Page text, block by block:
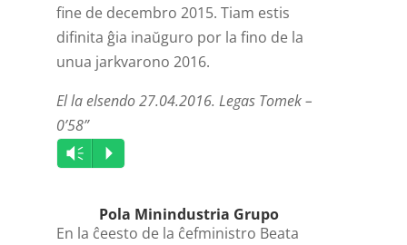
fine de decembro 2015. Tiam estis
difinita ĝia inaŭguro por la fino de la
unua jarkvarono 2016.
El la elsendo 27.04.2016. Legas Tomek –
0’58”
Audio
Player
Vm P
Pola Minindustria Grupo
En la ĉeesto de la ĉefministro Beata